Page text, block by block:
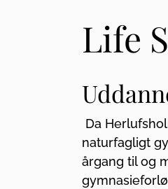
Life
Da
naturfagligt
årgang til og